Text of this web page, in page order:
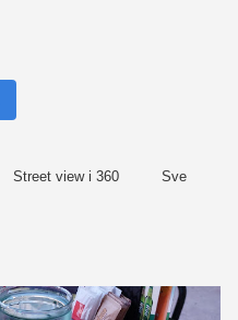
Street view i 360 Sve